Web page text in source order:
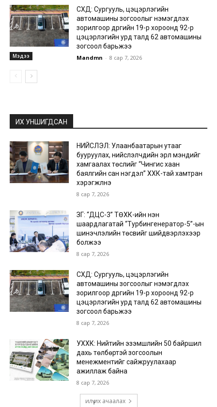
Мэдээ
СХД: Сургууль, цэцэрлэгийн
автомашины зогсоолыг нэмэгдүүлэх
зорилгоор дүүргийн 19-р хороонд 92-р
цэцэрлэгийн урд талд 62 автомашины
зогсоол барьжээ
Mandmn - 8 сар 7, 2026
ИХ УНШИГДСАН
НИЙСЛЭЛ: Улаанбаатарын утааг
бууруулах, нийслэлчүүдийн эрүүл мэндийг
хамгаалах төслийг “Чингис хаан
баялгийн сан нэгдэл” ХХК-тай хамтран
хэрэгжүүлнэ
8 сар 7, 2026
ЗГ: “ДЦС-3” ТӨХК-ийн нэн
шаардлагатай “Турбингенератор-5”-ын
шинэчлэлийн төсвийг шийдвэрлэхээр
болжээ
8 сар 7, 2026
СХД: Сургууль, цэцэрлэгийн
автомашины зогсоолыг нэмэгдүүлэх
зорилгоор дүүргийн 19-р хороонд 92-р
цэцэрлэгийн урд талд 62 автомашины
зогсоол барьжээ
8 сар 7, 2026
УХХК: Нийтийн эзэмшлийн 50 байршил
дахь төлбөртэй зогсоолын
менежментийг сайжруулахаар
ажиллаж байна
8 сар 7, 2026
илүү их ачаалах